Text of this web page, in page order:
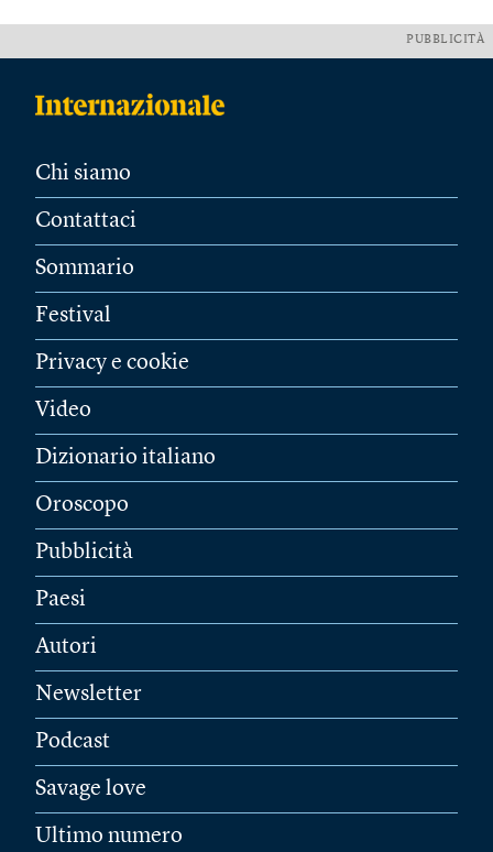
PUBBLICITÀ
Chi siamo
Contattaci
Sommario
Festival
Privacy e cookie
Video
Dizionario italiano
Oroscopo
Pubblicità
Paesi
Autori
Newsletter
Podcast
Savage love
Ultimo numero